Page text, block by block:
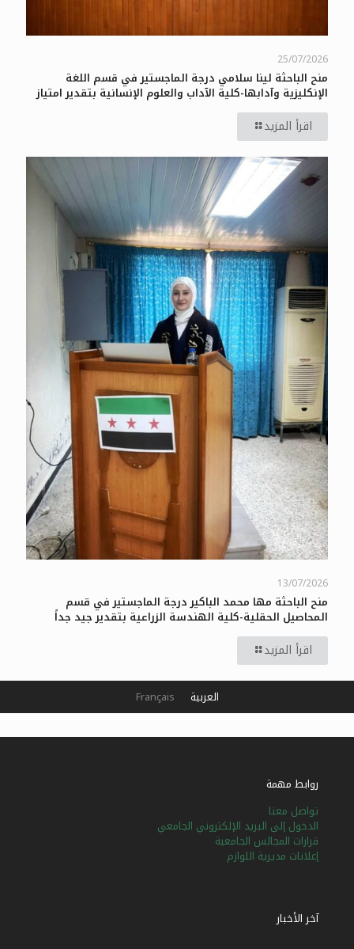
25/07/2026
منح الباحثة لينا سلامي درجة الماجستير في قسم اللغة
الإنكليزية وآدابها-كلية الآداب والعلوم الإنسانية بتقدير امتياز
اقرأ المزيد
13/07/2026
منح الباحثة مها محمد الباكير درجة الماجستير في قسم
المحاصيل الحقلية-كلية الهندسة الزراعية بتقدير جيد جداً
اقرأ المزيد
روابط مهمة
تواصل معنا
الدخول إلى البريد الإلكتروني الجامعي
قرارات المجالس الجامعية
إعلانات مديرية اللوازم
آخر الأخبار
العربية Français